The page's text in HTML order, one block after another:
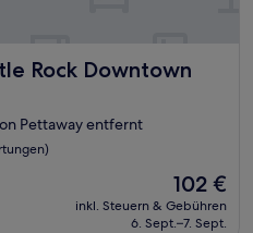
Rock Downtown
Downtown
Pettaway entfernt
Der
Preis
beträgt
102 €
inkl. Steuern & Gebühren
6. Sept.–7. Sept.